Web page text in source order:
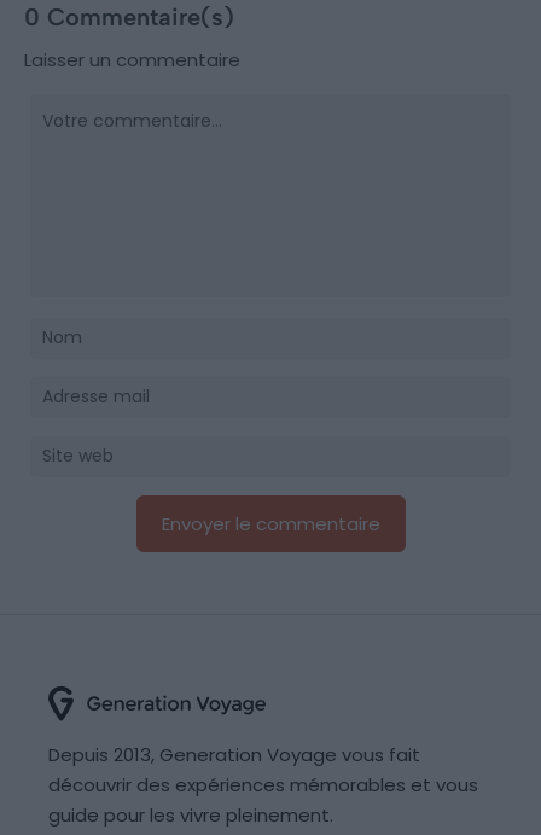
0 Commentaire(s)
Laisser un commentaire
Depuis 2013, Generation Voyage vous fait
découvrir des expériences mémorables et vous
guide pour les vivre pleinement.